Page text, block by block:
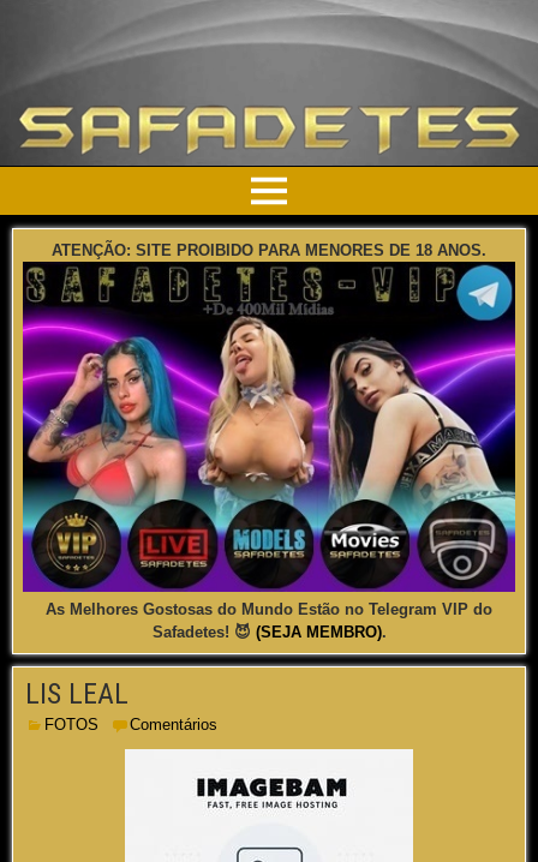
ATENÇÃO: SITE PROIBIDO PARA MENORES DE 18 ANOS.
As Melhores Gostosas do Mundo Estão no Telegram VIP do
Safadetes! 😈 (SEJA MEMBRO).
LIS LEAL
FOTOS Comentários